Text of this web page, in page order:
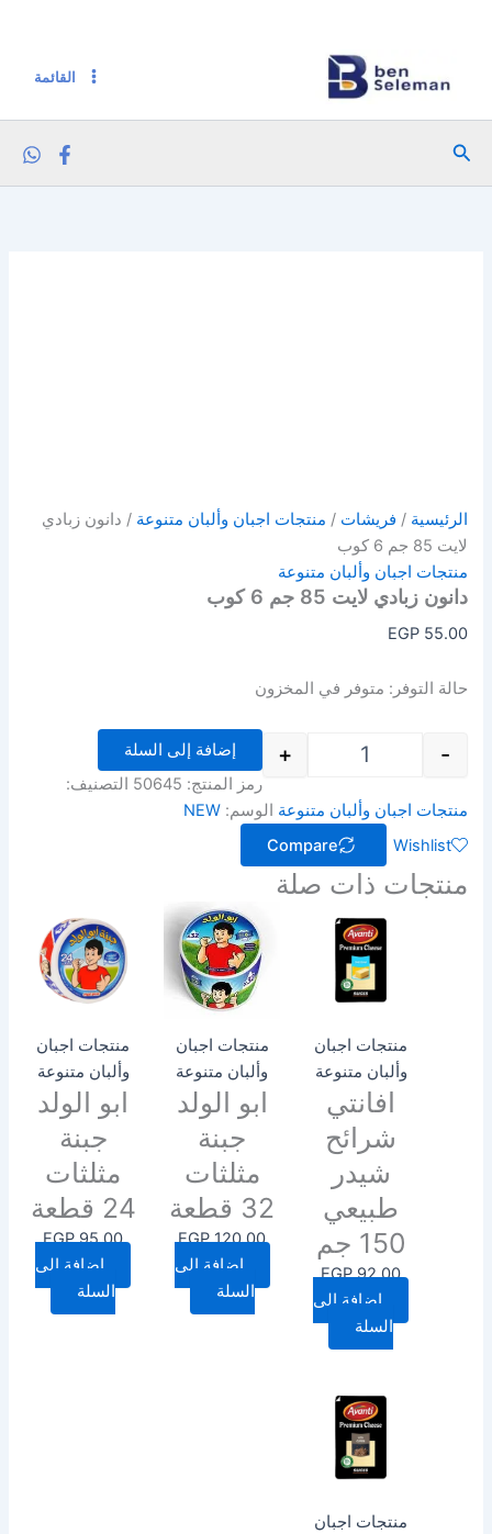
القائمة
البحث
الرئيسية / فريشات / منتجات اجبان وألبان متنوعة / دانون زبادي
لايت 85 جم 6 كوب
منتجات اجبان وألبان متنوعة
دانون زبادي لايت 85 جم 6 كوب
EGP55.00
حالة التوفر: متوفر في المخزون
-
+
إضافة إلى السلة
رمز المنتج: 50645
التصنيف:
منتجات اجبان وألبان متنوعة
الوسم:NEW
Wishlist
Compare
منتجات ذات صلة
منتجات اجبان
وألبان متنوعة
افانتي
شرائح
شيدر
طبيعي
150 جم
EGP92.00
إضافة إلى
السلة
منتجات اجبان
وألبان متنوعة
ابو الولد
جبنة
مثلثات
32 قطعة
EGP120.00
إضافة إلى
السلة
منتجات اجبان
وألبان متنوعة
ابو الولد
جبنة
مثلثات
24 قطعة
EGP95.00
إضافة إلى
السلة
منتجات اجبان